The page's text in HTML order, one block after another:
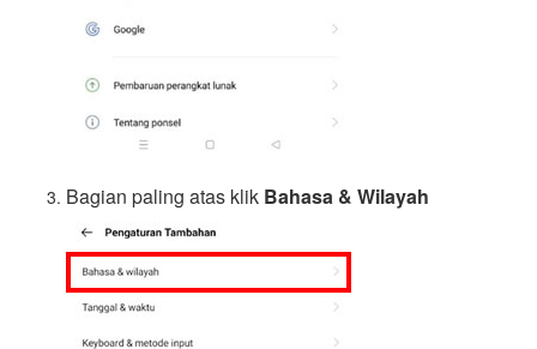
Bagian paling atas klik Bahasa & Wilayah